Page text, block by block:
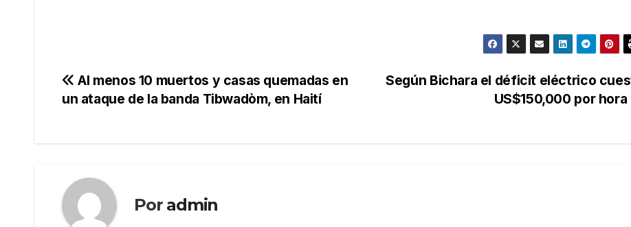
Navegación
Según Bichara el déficit eléctrico
US$150,000 por hora
Al menos 10 muertos y casas quemadas en
un ataque de la banda Tibwadòm, en Haití
Por admin